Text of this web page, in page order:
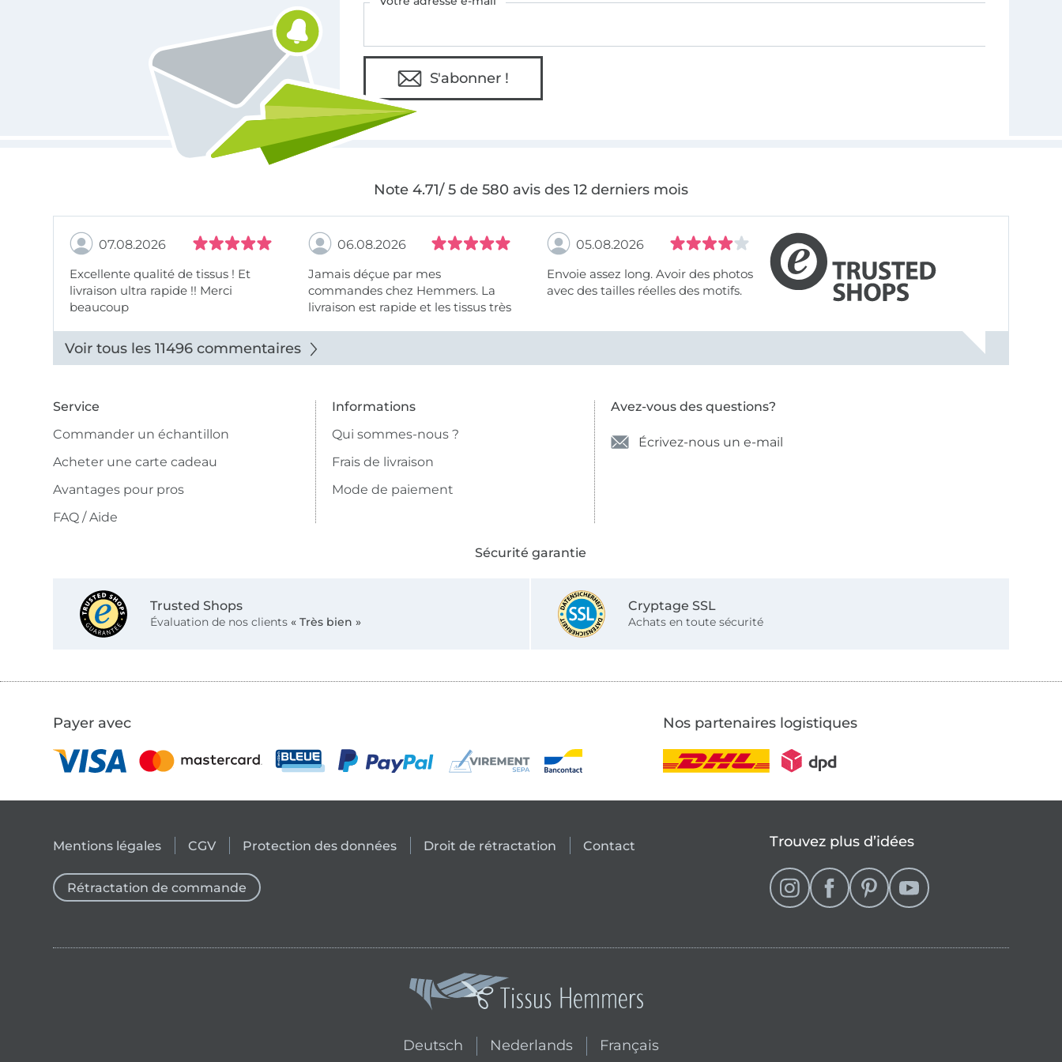
S'abonner !
Note 4.71/ 5 de 580 avis des 12 derniers mois
07.08.2026
Excellente qualité de tissus ! Et
livraison ultra rapide !! Merci
beaucoup
06.08.2026
Jamais déçue par mes
commandes chez Hemmers. La
livraison est rapide et les tissus très
05.08.2026
Envoie assez long. Avoir des photos
avec des tailles réelles des motifs.
Voir tous les 11496 commentaires
Service
Commander un échantillon
Acheter une carte cadeau
Avantages pour pros
FAQ / Aide
Informations
Qui sommes-nous ?
Frais de livraison
Mode de paiement
Avez-vous des questions?
Écrivez-nous un e-mail
Sécurité garantie
Trusted Shops
Évaluation de nos clients « Très bien »
Cryptage SSL
Achats en toute sécurité
Payer avec Nos partenaires logistiques
Mentions légales CGV Protection des données Droit de rétractation Contact
Rétractation de commande
Trouvez plus d’idées
Deutsch Nederlands
Passer à la boutique néerlandaise
Français
Passer à la boutique française (actuellement sélectionné)